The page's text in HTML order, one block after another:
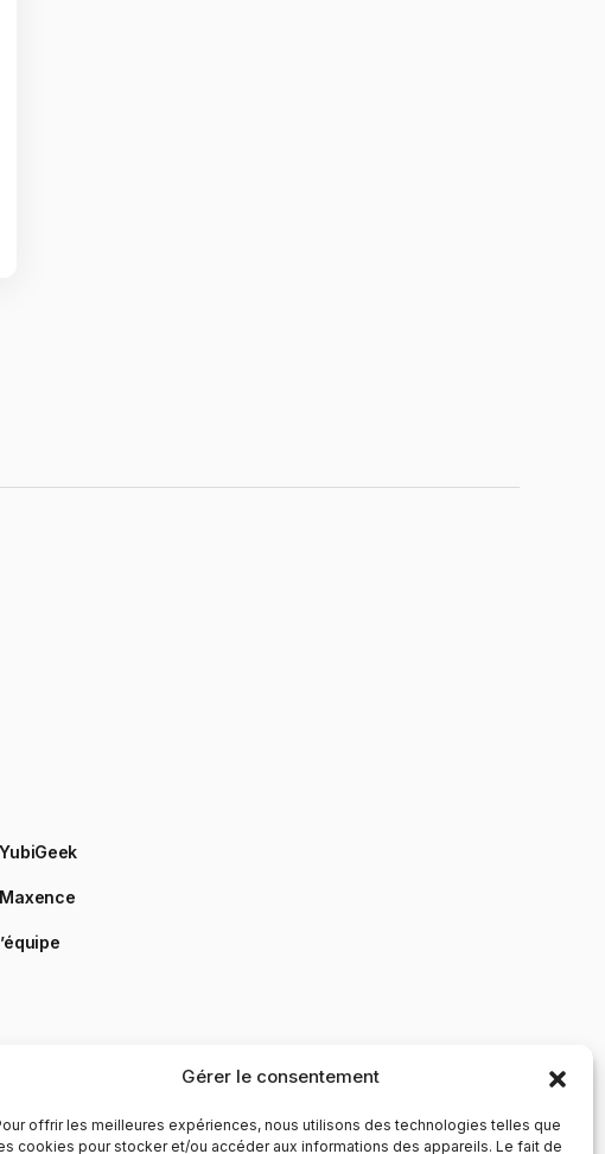
Gérer le consentement
offrir les meilleures expériences, nous utilisons des technologies telles que
cookies pour stocker et/ou accéder aux informations des appareils. Le fait de